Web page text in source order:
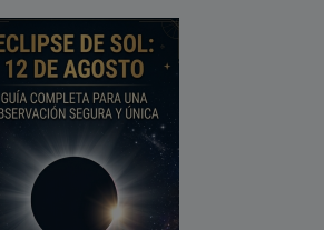
2026
del 1 de mayo de